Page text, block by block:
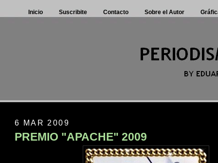
Inicio Suscribite Contacto Sobre el Autor
6 MAR 2009
PREMIO "APACHE" 2009